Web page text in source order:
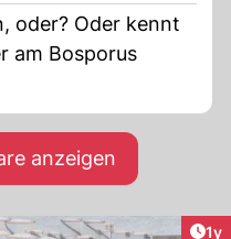
oder? Oder kennt
am Bosporus
anzeigen
1y